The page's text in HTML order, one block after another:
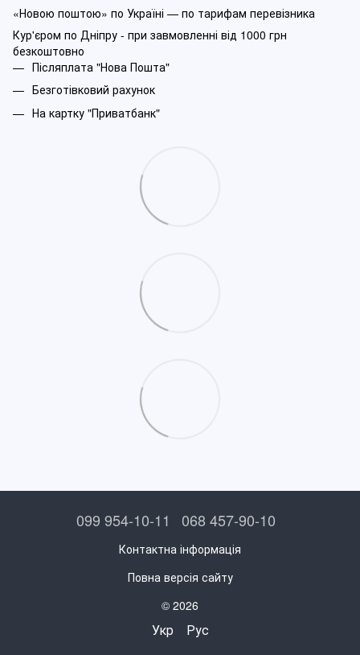
«Новою поштою» по Україні — по тарифам перевізника
Кур'єром по Дніпру - при завмовленні від 1000 грн
безкоштовно
Післяплата "Нова Пошта"
Безготівковий рахунок
На картку "Приватбанк"
099 954-10-11 068 457-90-10
Контактна інформація
Повна версія сайту
© 2026
Укр Рус